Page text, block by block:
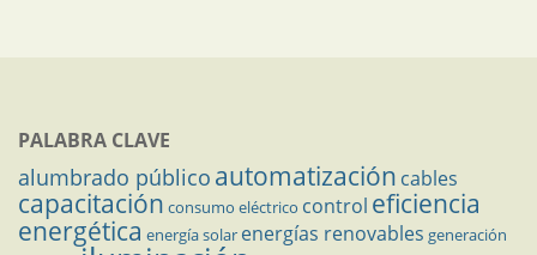
PALABRA CLAVE
alumbrado público automatización cables
capacitación consumo eléctrico control eficiencia
energética energía solar energías renovables generación